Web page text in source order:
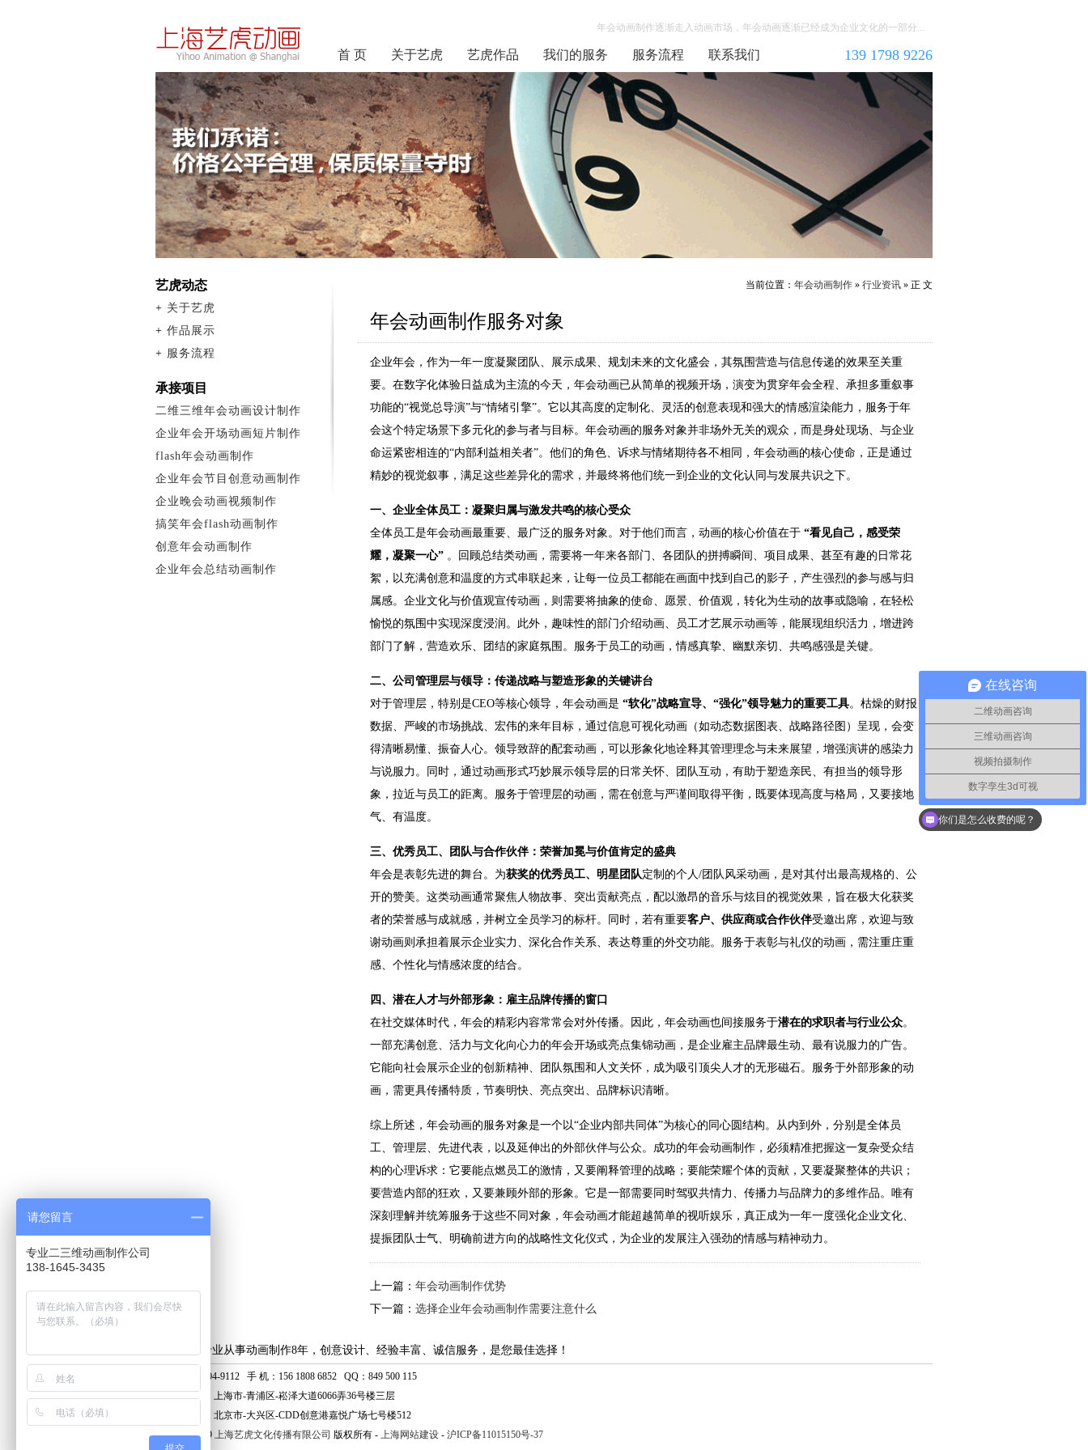
年会动画制作逐渐走入动画市场，年会动画逐渐已经成为企业文化的一部分...
首 页 关于艺虎 艺虎作品 我们的服务 服务流程 联系我们 139 1798 9226
当前位置： 年会动画制作 » 行业资讯 » 正 文
年会动画制作服务对象
企业年会，作为一年一度凝聚团队、展示成果、规划未来的文化盛会，其氛围营造与信息传递的效果至关重
要。在数字化体验日益成为主流的今天，年会动画已从简单的视频开场，演变为贯穿年会全程、承担多重叙事
功能的“视觉总导演”与“情绪引擎”。它以其高度的定制化、灵活的创意表现和强大的情感渲染能力，服务于年
会这个特定场景下多元化的参与者与目标。年会动画的服务对象并非场外无关的观众，而是身处现场、与企业
命运紧密相连的“内部利益相关者”。他们的角色、诉求与情绪期待各不相同，年会动画的核心使命，正是通过
精妙的视觉叙事，满足这些差异化的需求，并最终将他们统一到企业的文化认同与发展共识之下。
一、企业全体员工：凝聚归属与激发共鸣的核心受众
全体员工是年会动画最重要、最广泛的服务对象。对于他们而言，动画的核心价值在于 “看见自己，感受荣
耀，凝聚一心” 。回顾总结类动画，需要将一年来各部门、各团队的拼搏瞬间、项目成果、甚至有趣的日常花
絮，以充满创意和温度的方式串联起来，让每一位员工都能在画面中找到自己的影子，产生强烈的参与感与归
属感。企业文化与价值观宣传动画，则需要将抽象的使命、愿景、价值观，转化为生动的故事或隐喻，在轻松
愉悦的氛围中实现深度浸润。此外，趣味性的部门介绍动画、员工才艺展示动画等，能展现组织活力，增进跨
部门了解，营造欢乐、团结的家庭氛围。服务于员工的动画，情感真挚、幽默亲切、共鸣感强是关键。
二、公司管理层与领导：传递战略与塑造形象的关键讲台
对于管理层，特别是CEO等核心领导，年会动画是 “软化”战略宣导、“强化”领导魅力的重要工具。枯燥的财报
数据、严峻的市场挑战、宏伟的来年目标，通过信息可视化动画（如动态数据图表、战略路径图）呈现，会变
得清晰易懂、振奋人心。领导致辞的配套动画，可以形象化地诠释其管理理念与未来展望，增强演讲的感染力
与说服力。同时，通过动画形式巧妙展示领导层的日常关怀、团队互动，有助于塑造亲民、有担当的领导形
象，拉近与员工的距离。服务于管理层的动画，需在创意与严谨间取得平衡，既要体现高度与格局，又要接地
气、有温度。
三、优秀员工、团队与合作伙伴：荣誉加冕与价值肯定的盛典
年会是表彰先进的舞台。为获奖的优秀员工、明星团队定制的个人/团队风采动画，是对其付出最高规格的、公
开的赞美。这类动画通常聚焦人物故事、突出贡献亮点，配以激昂的音乐与炫目的视觉效果，旨在极大化获奖
者的荣誉感与成就感，并树立全员学习的标杆。同时，若有重要客户、供应商或合作伙伴受邀出席，欢迎与致
谢动画则承担着展示企业实力、深化合作关系、表达尊重的外交功能。服务于表彰与礼仪的动画，需注重庄重
感、个性化与情感浓度的结合。
四、潜在人才与外部形象：雇主品牌传播的窗口
在社交媒体时代，年会的精彩内容常常会对外传播。因此，年会动画也间接服务于潜在的求职者与行业公众。
一部充满创意、活力与文化向心力的年会开场或亮点集锦动画，是企业雇主品牌最生动、最有说服力的广告。
它能向社会展示企业的创新精神、团队氛围和人文关怀，成为吸引顶尖人才的无形磁石。服务于外部形象的动
画，需更具传播特质，节奏明快、亮点突出、品牌标识清晰。
综上所述，年会动画的服务对象是一个以“企业内部共同体”为核心的同心圆结构。从内到外，分别是全体员
工、管理层、先进代表，以及延伸出的外部伙伴与公众。成功的年会动画制作，必须精准把握这一复杂受众结
构的心理诉求：它要能点燃员工的激情，又要阐释管理的战略；要能荣耀个体的贡献，又要凝聚整体的共识；
要营造内部的狂欢，又要兼顾外部的形象。它是一部需要同时驾驭共情力、传播力与品牌力的多维作品。唯有
深刻理解并统筹服务于这些不同对象，年会动画才能超越简单的视听娱乐，真正成为一年一度强化企业文化、
提振团队士气、明确前进方向的战略性文化仪式，为企业的发展注入强劲的情感与精神动力。
上一篇： 年会动画制作优势
下一篇： 选择企业年会动画制作需要注意什么
艺虎动态
+ 关于艺虎
+ 作品展示
+ 服务流程
承接项目
二维三维年会动画设计制作
企业年会开场动画短片制作
flash年会动画制作
企业年会节目创意动画制作
企业晚会动画视频制作
搞笑年会flash动画制作
创意年会动画制作
企业年会总结动画制作
上海艺虎专业从事动画制作8年，创意设计、经验丰富、诚信服务，是您最佳选择！
电话：400-804-9112 手 机：156 1808 6852 QQ：849 500 115
上海分公司：上海市-青浦区-崧泽大道6066弄36号楼三层
北京分公司：北京市-大兴区-CDD创意港嘉悦广场七号楼512
© 2006 - 2019 上海艺虎文化传播有限公司 版权所有 - 上海网站建设 - 沪ICP备11015150号-37
在线咨询
二维动画咨询
三维动画咨询
视频拍摄制作
数字孪生3d可视
你们是怎么收费的呢？
请您留言
专业二三维动画制作公司
138-1645-3435